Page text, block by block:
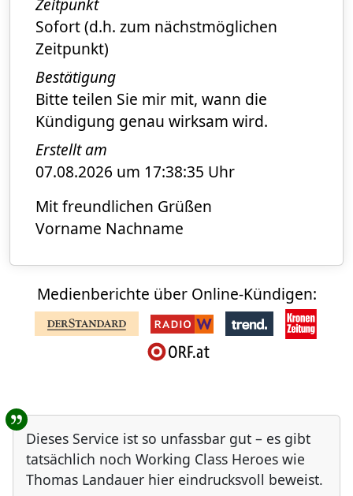
Zeitpunkt
Sofort (d.h. zum nächstmöglichen
Zeitpunkt)
Bestätigung
Bitte teilen Sie mir mit, wann die
Kündigung genau wirksam wird.
Erstellt am
07.08.2026 um 17:38:35 Uhr
Mit freundlichen Grüßen
Vorname Nachname
Medienberichte über Online-Kündigen:
Benutzer-Rückmeldungen
Dieses Service ist so unfassbar gut – es gibt
tatsächlich noch Working Class Heroes wie
Thomas Landauer hier eindrucksvoll beweist.